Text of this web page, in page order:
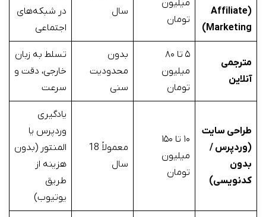
(Affiliate
Marketing)
میلیون
تومان
سال
در شبکه‌های
اجتماعی
مترجمی
آنلاین
۵ تا ۸۰
میلیون
تومان
بدون
محدودیت
سنی
تسلط به زبان
خارجی، دقت و
سرعت
طراحی سایت
(وردپرس /
بدون
کدنویسی)
۱۰ تا ۱۵۰
میلیون
تومان
معمولاً 18
سال
یادگیری
وردپرس یا
المنتور (بدون
هزینه از
طریق
یوتیوب)